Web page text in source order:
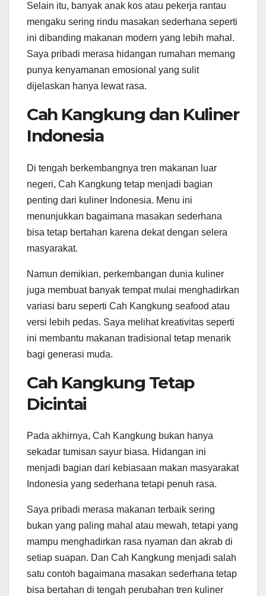
Selain itu, banyak anak kos atau pekerja rantau
mengaku sering rindu masakan sederhana seperti
ini dibanding makanan modern yang lebih mahal.
Saya pribadi merasa hidangan rumahan memang
punya kenyamanan emosional yang sulit
dijelaskan hanya lewat rasa.
Cah Kangkung dan Kuliner
Indonesia
Di tengah berkembangnya tren makanan luar
negeri, Cah Kangkung tetap menjadi bagian
penting dari kuliner Indonesia. Menu ini
menunjukkan bagaimana masakan sederhana
bisa tetap bertahan karena dekat dengan selera
masyarakat.
Namun demikian, perkembangan dunia kuliner
juga membuat banyak tempat mulai menghadirkan
variasi baru seperti Cah Kangkung seafood atau
versi lebih pedas. Saya melihat kreativitas seperti
ini membantu makanan tradisional tetap menarik
bagi generasi muda.
Cah Kangkung Tetap
Dicintai
Pada akhirnya, Cah Kangkung bukan hanya
sekadar tumisan sayur biasa. Hidangan ini
menjadi bagian dari kebiasaan makan masyarakat
Indonesia yang sederhana tetapi penuh rasa.
Saya pribadi merasa makanan terbaik sering
bukan yang paling mahal atau mewah, tetapi yang
mampu menghadirkan rasa nyaman dan akrab di
setiap suapan. Dan Cah Kangkung menjadi salah
satu contoh bagaimana masakan sederhana tetap
bisa bertahan di tengah perubahan tren kuliner